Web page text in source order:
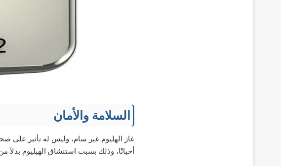
السلامة والأمان
غاز الهليوم غير سام، وليس له تأثير على
أحيانًا، وذلك بسبب استنشاق الهيليوم بدلاً